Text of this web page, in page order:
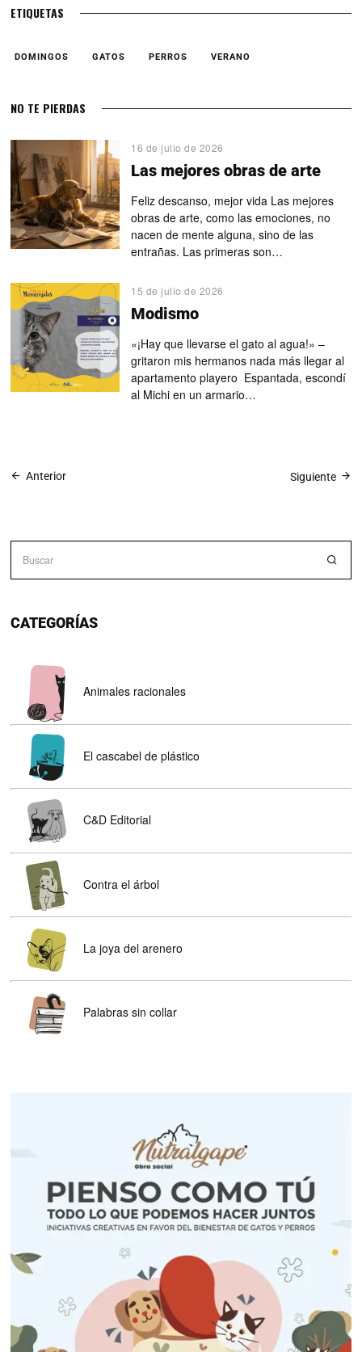
ETIQUETAS
DOMINGOS GATOS PERROS VERANO
NO TE PIERDAS
16 de julio de 2026
Las mejores obras de arte
Feliz descanso, mejor vida Las mejores
obras de arte, como las emociones, no
nacen de mente alguna, sino de las
entrañas. Las primeras son…
15 de julio de 2026
Modismo
«¡Hay que llevarse el gato al agua!» –
gritaron mis hermanos nada más llegar al
apartamento playero Espantada, escondí
al Michi en un armario…
Anterior Siguiente
CATEGORÍAS
Animales racionales
El cascabel de plástico
C&D Editorial
Contra el árbol
La joya del arenero
Palabras sin collar